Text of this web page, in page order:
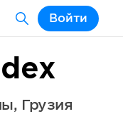
Войти
, Грузия